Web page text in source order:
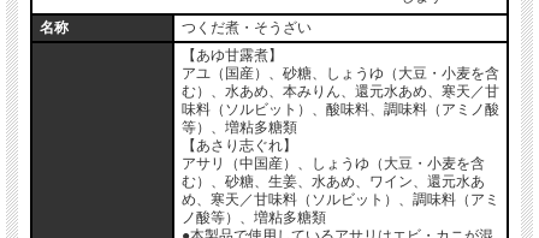
名称
つくだ煮・そうざい
【あゆ甘露煮】
アユ（国産）、砂糖、しょうゆ（大豆・小麦を含
む）、水あめ、本みりん、還元水あめ、寒天／甘
味料（ソルビット）、酸味料、調味料（アミノ酸
等）、増粘多糖類
【あさり志ぐれ】
アサリ（中国産）、しょうゆ（大豆・小麦を含
む）、砂糖、生姜、水あめ、ワイン、還元水あ
め、寒天／甘味料（ソルビット）、調味料（アミ
ノ酸等）、増粘多糖類